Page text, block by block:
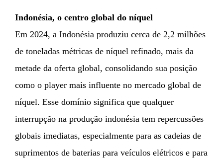
Indonésia, o centro global do níquel
Em 2024, a Indonésia produziu cerca de 2,2 milhões
de toneladas métricas de níquel refinado, mais da
metade da oferta global, consolidando sua posição
como o player mais influente no mercado global de
níquel. Esse domínio significa que qualquer
interrupção na produção indonésia tem repercussões
globais imediatas, especialmente para as cadeias de
suprimentos de baterias para veículos elétricos e para